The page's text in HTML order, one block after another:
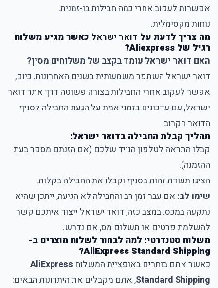
אפשרות לעקוב אחרי כמה חבילות בו-זמנית.
נוחות מקסימלית.
מה צריך לדעת על דואר ישראל כאשר מגיע משלוח
רגיל של Aliexpress?
האם דואר ישראל עומד בקצב של משלוחים מסין?
דואר ישראל השתפר משמעותית בשנים האחרונות. כיום,
אפשר לעקוב אחרי החבילות בצורה פשוטה דרך אתר דואר
ישראל, עם עדכונים בזמני אמת על הגעת החבילה לסניף
הדואר הקרוב.
תהליך קבלת החבילה בדואר ישראל:
קבלו התראה לטלפון הנייד שלכם (אם הזנתם מספר בעת
ההזמנה).
הציגו תעודת זהות בסניף וקבלו את החבילה בקלות.
שימו לב: אם עבר זמן רב והחבילה לא הגיעה, ייתכן שהיא
נתקעה במכס. במצב כזה, דואר ישראל ייצור איתכם קשר
להשלמת פרטים או תשלום מס, אם נדרש.
משלוח סטנדרטי: למה לבחור לשלוח מוצרים ב-
AliExpress Standard Shipping?
כאשר אתם בוחרים באופציית המשלוח AliExpress
Standard Shipping, אתם מקבלים את היתרונות הבאים: